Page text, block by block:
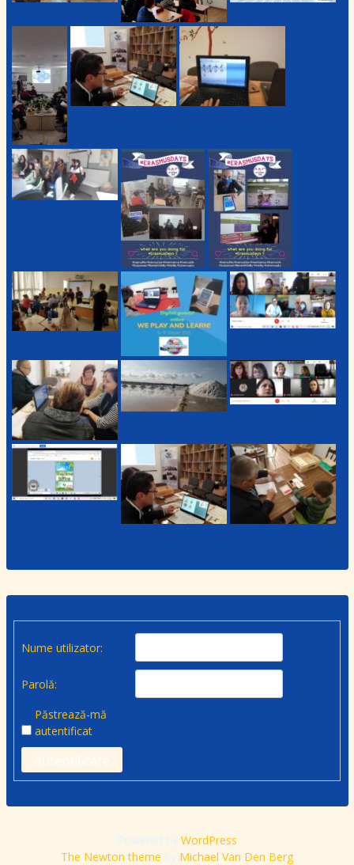
Nume utilizator:
Parolă:
Păstrează-mă
autentificat
Autentificare
Powered by WordPress
The Newton theme by Michael Van Den Berg